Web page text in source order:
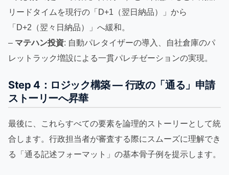
リードタイムを現行の「D+1（翌日納品）」から
「D+2（翌々日納品）」へ緩和。
– マテハン投資: 自動パレタイザーの導入、自社倉庫のパ
レットラック増設による一貫パレチゼーションの実現。
Step 4：ロジック構築 — 行政の「通る」申請
ストーリーへ昇華
最後に、これらすべての要素を論理的ストーリーとして統
合します。行政担当者が審査する際にスムーズに理解でき
る「通る記述フォーマット」の基本骨子例を提示します。